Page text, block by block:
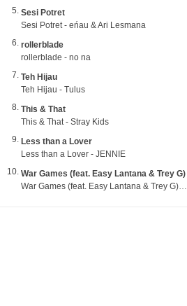
Sesi Potret
Sesi Potret - eńau & Ari Lesmana
rollerblade
rollerblade - no na
Teh Hijau
Teh Hijau - Tulus
This & That
This & That - Stray Kids
Less than a Lover
Less than a Lover - JENNIE
War Games (feat. Easy Lantana & Trey G)
War Games (feat. Easy Lantana & Trey G) - Trub